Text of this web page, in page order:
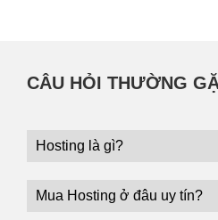
CÂU HỎI THƯỜNG
Hosting là gì?
Mua Hosting ở đâu uy tín?